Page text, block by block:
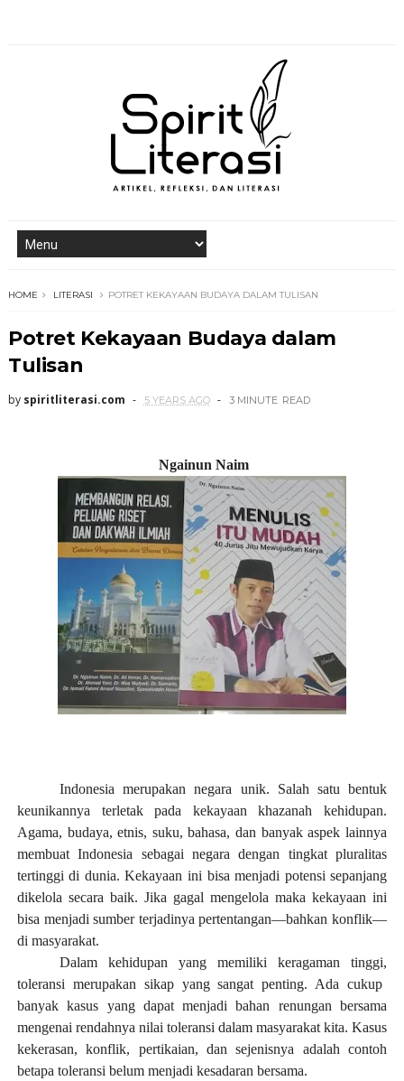
HOME LITERASI POTRET KEKAYAAN BUDAYA DALAM TULISAN
Potret Kekayaan Budaya dalam
Tulisan
by spiritliterasi.com 5 YEARS AGO 3 MINUTE READ
Ngainun Naim
Indonesia merupakan negara unik. Salah satu bentuk
keunikannya terletak pada kekayaan khazanah kehidupan.
Agama, budaya, etnis, suku, bahasa, dan banyak aspek lainnya
membuat Indonesia sebagai negara dengan tingkat pluralitas
tertinggi di dunia. Kekayaan ini bisa menjadi potensi sepanjang
dikelola secara baik. Jika gagal mengelola maka kekayaan ini
bisa menjadi sumber terjadinya pertentangan—bahkan konflik—
di masyarakat.
Dalam kehidupan yang memiliki keragaman tinggi,
toleransi merupakan sikap yang sangat penting. Ada cukup
banyak kasus yang dapat menjadi bahan renungan bersama
mengenai rendahnya nilai toleransi dalam masyarakat kita. Kasus
kekerasan, konflik, pertikaian, dan sejenisnya adalah contoh
betapa toleransi belum menjadi kesadaran bersama.